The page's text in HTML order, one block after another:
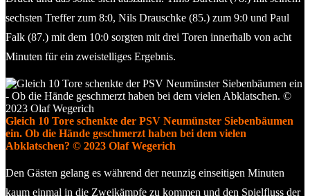
sechsten Treffer zum 8:0, Nils Drauschke (85.) zum 9:0 und Paul
Falk (87.) mit dem 10:0 sorgten mit drei Toren innerhalb von acht
Minuten für ein zweistelliges Ergebnis.
Gleich 10 Tore schenkte der PSV Neumünster Siebenbäumen
ein. Ob die Hände geschmerzt haben bei dem vielen
Abklatschen? © 2023 Olaf Wegerich
Den Gästen gelang es während der neunzig einseitigen Minuten
kaum einmal in die Zweikämpfe zu kommen und den Spielfluss der